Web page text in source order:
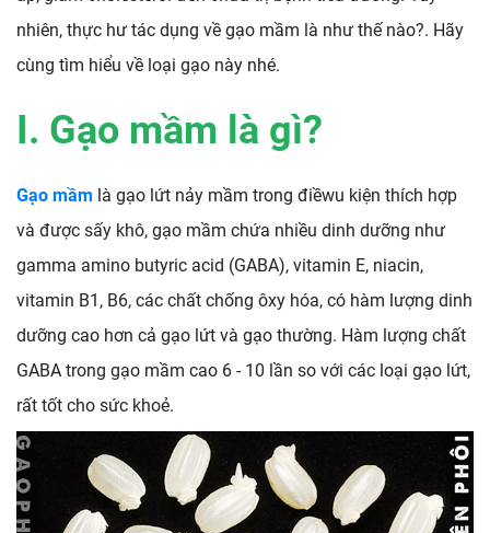
nhiên, thực hư tác dụng về gạo mầm là như thế nào?. Hãy
cùng tìm hiểu về loại gạo này nhé.
I. Gạo mầm là gì?
Gạo mầm là gạo lứt nảy mầm trong điềwu kiện thích hợp
và được sấy khô, gạo mầm chứa nhiều dinh dưỡng như
gamma amino butyric acid (GABA), vitamin E, niacin,
vitamin B1, B6, các chất chống ôxy hóa, có hàm lượng dinh
dưỡng cao hơn cả gạo lứt và gạo thường. Hàm lượng chất
GABA trong gạo mầm cao 6 - 10 lần so với các loại gạo lứt,
rất tốt cho sức khoẻ.